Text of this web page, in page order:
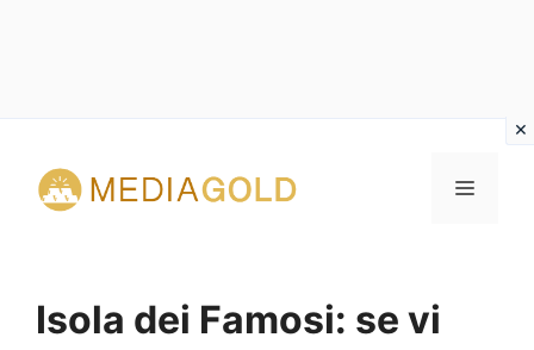
contenuto
MENU
Isola dei Famosi: se vi